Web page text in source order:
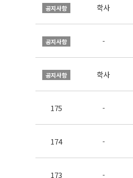
공지사항 학사
공지사항 -
공지사항 학사
175 -
174 -
173 -